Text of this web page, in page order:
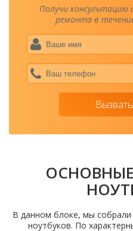
Получи
ремонта в
В данном блоке, мы
ноутбуков. По